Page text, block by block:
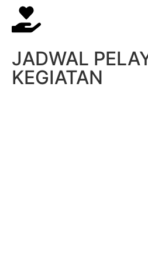
JADWAL
KEGIATAN